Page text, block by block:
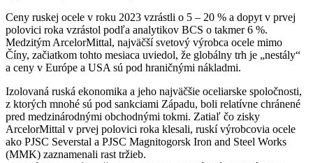
Ceny ruskej ocele v roku 2023 vzrástli o 5 – 20 % a dopyt v prvej
polovici roka vzrástol podľa analytikov BCS o takmer 6 %.
Medzitým ArcelorMittal, najväčší svetový výrobca ocele mimo
Číny, začiatkom tohto mesiaca uviedol, že globálny trh je „nestály“
a ceny v Európe a USA sú pod hraničnými nákladmi.
Izolovaná ruská ekonomika a jeho najväčšie oceliarske spoločnosti,
z ktorých mnohé sú pod sankciami Západu, boli relatívne chránené
pred medzinárodnými obchodnými tokmi. Zatiaľ čo zisky
ArcelorMittal v prvej polovici roka klesali, ruskí výrobcovia ocele
ako PJSC Severstal a PJSC Magnitogorsk Iron and Steel Works
(MMK) zaznamenali rast tržieb.